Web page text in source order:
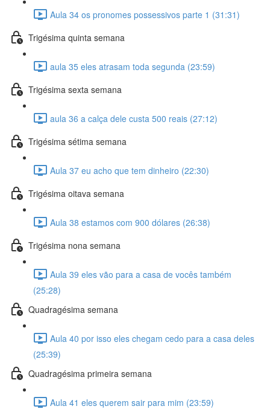
Aula 34 os pronomes possessivos parte 1 (31:31)
Trigésima quinta semana
aula 35 eles atrasam toda segunda (23:59)
Trigésima sexta semana
aula 36 a calça dele custa 500 reais (27:12)
Trigésima sétima semana
Aula 37 eu acho que tem dinheiro (22:30)
Trigésima oitava semana
Aula 38 estamos com 900 dólares (26:38)
Trigésima nona semana
Aula 39 eles vão para a casa de vocês também
(25:28)
Quadragésima semana
Aula 40 por isso eles chegam cedo para a casa deles
(25:39)
Quadragésima primeira semana
Aula 41 eles querem sair para mim (23:59)